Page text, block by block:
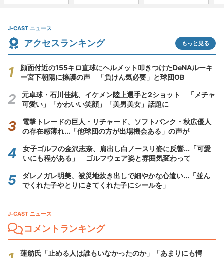
J-CAST ニュース
アクセスランキング もっと見る
顔面付近の155キロ直球にヘルメット叩きつけたDeNAルーキ
ー宮下朝陽に擁護の声 「負けん気必要」と球団OB
元卓球・石川佳純、イケメン陸上選手と2ショット 「メチャ
可愛い」「かわいい笑顔」「美男美女」話題に
電撃トレードの巨人・リチャード、ソフトバンク・秋広優人
の存在感薄れ...「他球団の方が出場機会ある」の声が
女子ゴルフの金沢志奈、肩出し白ノースリ姿に反響...「可愛
いにも程がある」 ゴルフウェア姿と雰囲気変わって
ダレノガレ明美、被災地炊き出しで細やかな心遣い...「並ん
でくれた子やとりにきてくれた子にシールを」
J-CAST ニュース
コメントランキング
蓮舫氏「止める人は誰もいなかったのか」「あまりにも愕